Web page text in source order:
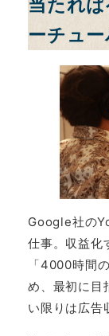
当たれ
ーチュー
Google社の
仕事。収益化
「4000時間
め、最初に目
い限りは広告